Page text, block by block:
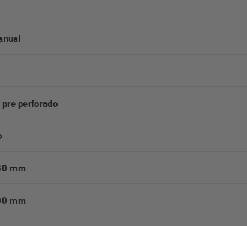
perforado
mm
mm